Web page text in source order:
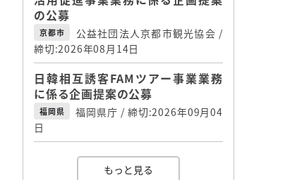
の公募
京都市
公益社団法人京都市観光協会 /
締切:2026年08月14日
日韓相互誘客FAMツアー事業業務
に係る企画提案の公募
福岡県
福岡県庁 / 締切:2026年09月04
日
もっと見る